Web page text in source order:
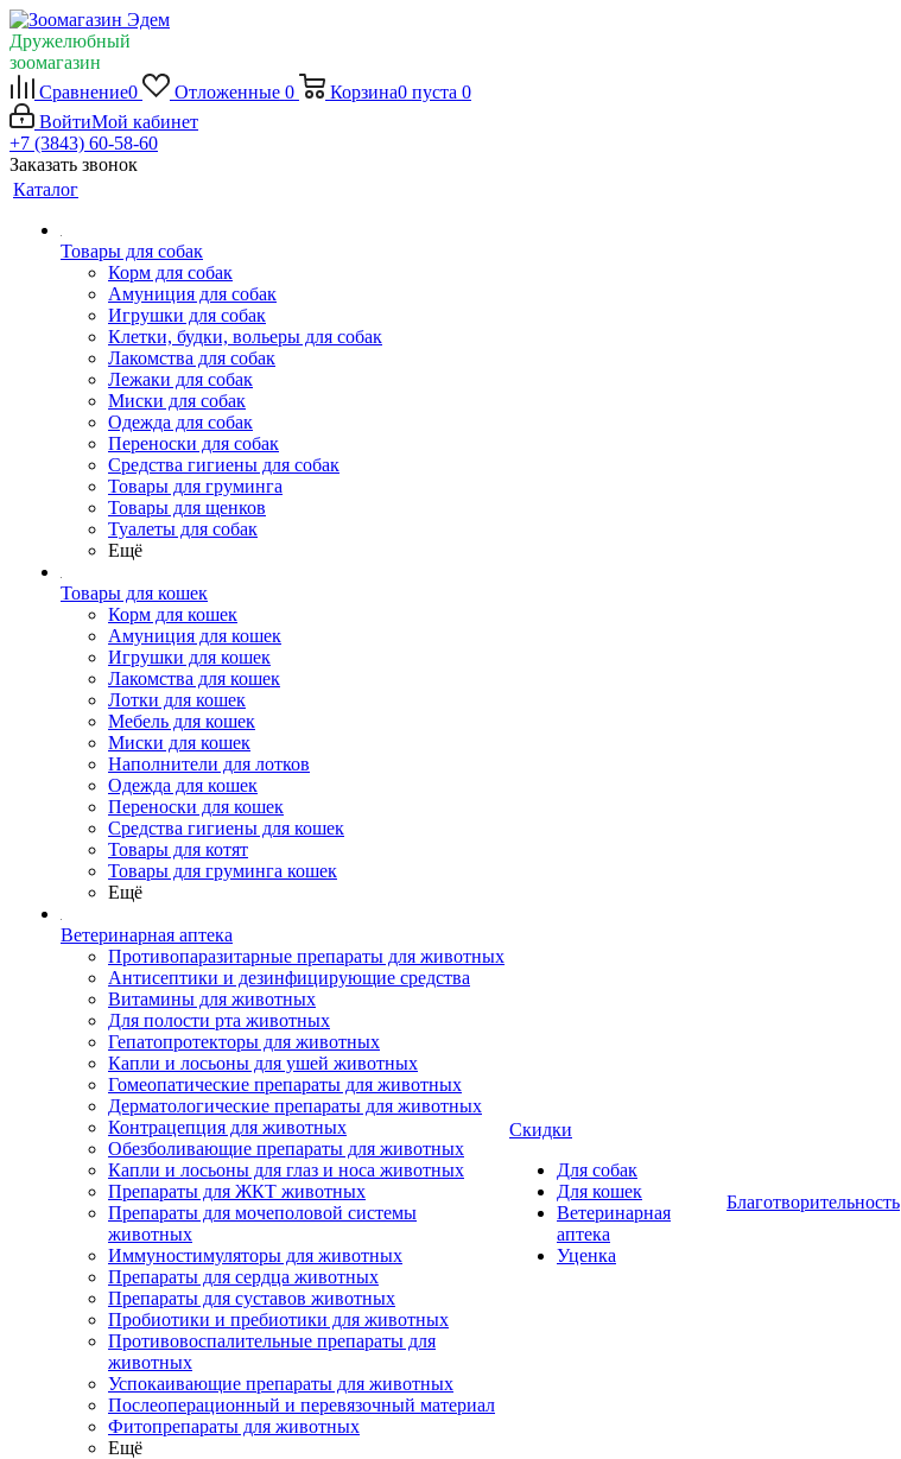
Дружелюбный
зоомагазин
Сравнение0 Отложенные 0 Корзина0 пуста 0
ВойтиМой кабинет
+7 (3843) 60-58-60
Заказать звонок
Каталог
Товары для собак
Корм для собак
Амуниция для собак
Игрушки для собак
Клетки, будки, вольеры для собак
Лакомства для собак
Лежаки для собак
Миски для собак
Одежда для собак
Переноски для собак
Средства гигиены для собак
Товары для груминга
Товары для щенков
Туалеты для собак
Ещё
Товары для кошек
Корм для кошек
Амуниция для кошек
Игрушки для кошек
Лакомства для кошек
Лотки для кошек
Мебель для кошек
Миски для кошек
Наполнители для лотков
Одежда для кошек
Переноски для кошек
Средства гигиены для кошек
Товары для котят
Товары для груминга кошек
Ещё
Ветеринарная аптека
Противопаразитарные препараты для животных
Антисептики и дезинфицирующие средства
Витамины для животных
Для полости рта животных
Гепатопротекторы для животных
Капли и лосьоны для ушей животных
Гомеопатические препараты для животных
Дерматологические препараты для животных
Контрацепция для животных
Обезболивающие препараты для животных
Капли и лосьоны для глаз и носа животных
Препараты для ЖКТ животных
Препараты для мочеполовой системы
животных
Иммуностимуляторы для животных
Препараты для сердца животных
Препараты для суставов животных
Пробиотики и пребиотики для животных
Противовоспалительные препараты для
животных
Успокаивающие препараты для животных
Послеоперационный и перевязочный материал
Фитопрепараты для животных
Ещё
Скидки
Для собак
Для кошек
Ветеринарная
аптека
Уценка
Благотворительность